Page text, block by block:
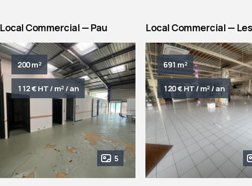
Local Commercial — Pau
200 m²
112 € HT / m² / an
5
Local Commercial —
691 m²
120 € HT / m² / an